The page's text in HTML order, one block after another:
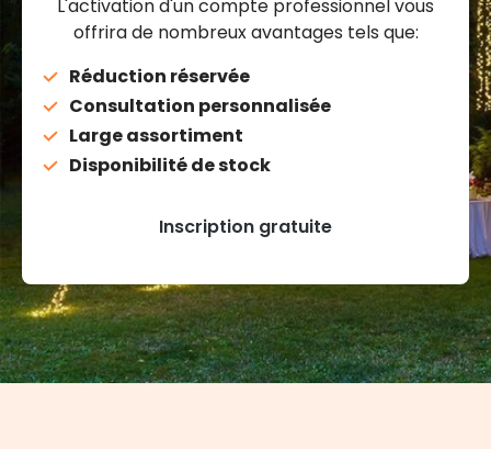
L'activation d'un compte professionnel vous
offrira de nombreux avantages tels que:
Réduction réservée
Consultation personnalisée
Large assortiment
Disponibilité de stock
Inscription gratuite